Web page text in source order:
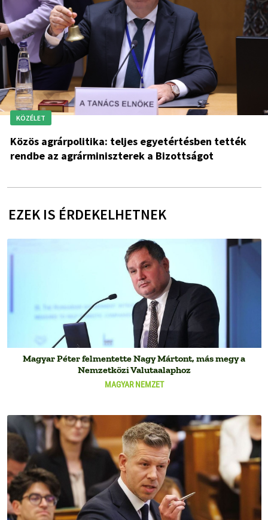
KÖZÉLET
Közös agrárpolitika: teljes egyetértésben tették
rendbe az agrárminiszterek a Bizottságot
EZEK IS ÉRDEKELHETNEK
MAGYAR NEMZET
Magyar Péter felmentette Nagy Mártont, más megy a
Nemzetközi Valutaalaphoz